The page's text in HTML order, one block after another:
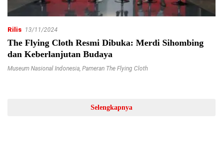
Rilis 13/11/2024
The Flying Cloth Resmi Dibuka: Merdi Sihombing
dan Keberlanjutan Budaya
Museum Nasional Indonesia, Pameran The Flying Cloth
Selengkapnya